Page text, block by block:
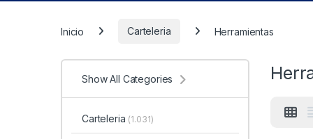
Inicio Carteleria Herramientas
Show All Categories
Carteleria (1.031)